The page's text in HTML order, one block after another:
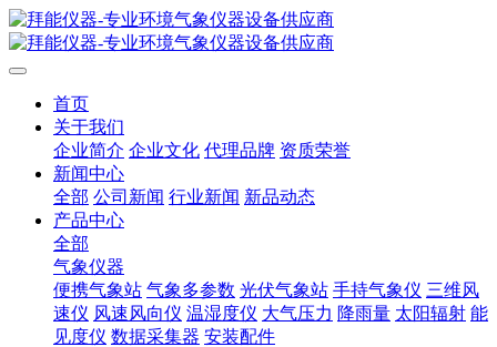
首页
关于我们
企业简介 企业文化 代理品牌 资质荣誉
新闻中心
全部 公司新闻 行业新闻 新品动态
产品中心
全部
气象仪器
便携气象站 气象多参数 光伏气象站 手持气象仪 三维风
速仪 风速风向仪 温湿度仪 大气压力 降雨量 太阳辐射 能
见度仪 数据采集器 安装配件